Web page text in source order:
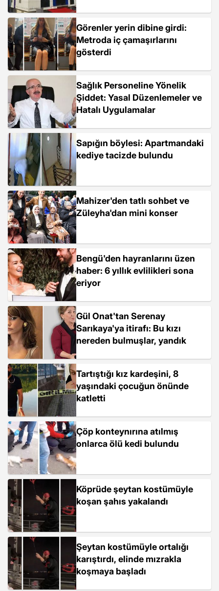
Görenler yerin dibine girdi:
Metroda iç çamaşırlarını
gösterdi
Sağlık Personeline Yönelik
Şiddet: Yasal Düzenlemeler ve
Hatalı Uygulamalar
Sapığın böylesi: Apartmandaki
kediye tacizde bulundu
Mahizer'den tatlı sohbet ve
Züleyha'dan mini konser
Bengü'den hayranlarını üzen
haber: 6 yıllık evlilikleri sona
eriyor
Gül Onat'tan Serenay
Sarıkaya'ya itirafı: Bu kızı
nereden bulmuşlar, yandık
Tartıştığı kız kardeşini, 8
yaşındaki çocuğun önünde
katletti
Çöp konteynırına atılmış
onlarca ölü kedi bulundu
Köprüde şeytan kostümüyle
koşan şahıs yakalandı
Şeytan kostümüyle ortalığı
karıştırdı, elinde mızrakla
koşmaya başladı